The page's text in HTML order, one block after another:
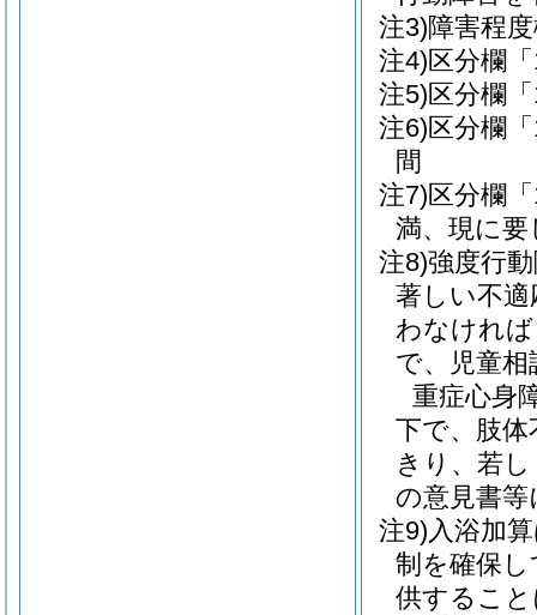
注3)障害程
注4)区分欄
注5)区分欄
注6)区分欄
間
注7)区分欄
満、現に要
注8)強度行
著しい不
わなけれ
で、児童
重症心身
下で、肢
きり、若
の意見書
注9)入浴加
制を確保
供するこ